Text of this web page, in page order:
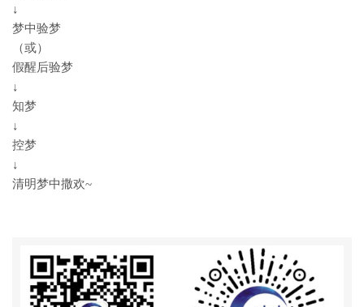
↓
梦中验梦
（或）
假醒后验梦
↓
知梦
↓
控梦
↓
清明梦中撒欢~